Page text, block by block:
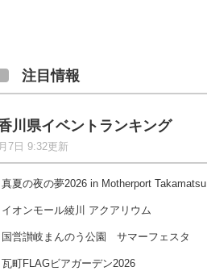
注目情報
川県イベントランキング
7日 9:32更新
真夏の夜の夢2026 in Motherport Takamatsu
イオンモール綾川 アクアリウム
国営讃岐まんのう公園 サマーフェスタ
瓦町FLAGビアガーデン2026